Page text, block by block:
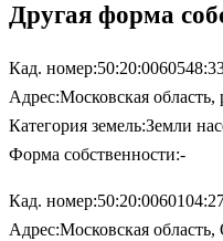
Другая форма
Кад.
Адрес:Московская
Категория земель:Земли
Форма собственности:-
Кад.
Адрес:Московская